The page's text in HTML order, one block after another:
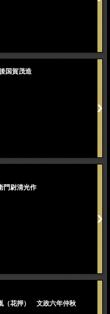
国賀茂造
門尉清光作
（花押） 文政六年仲秋